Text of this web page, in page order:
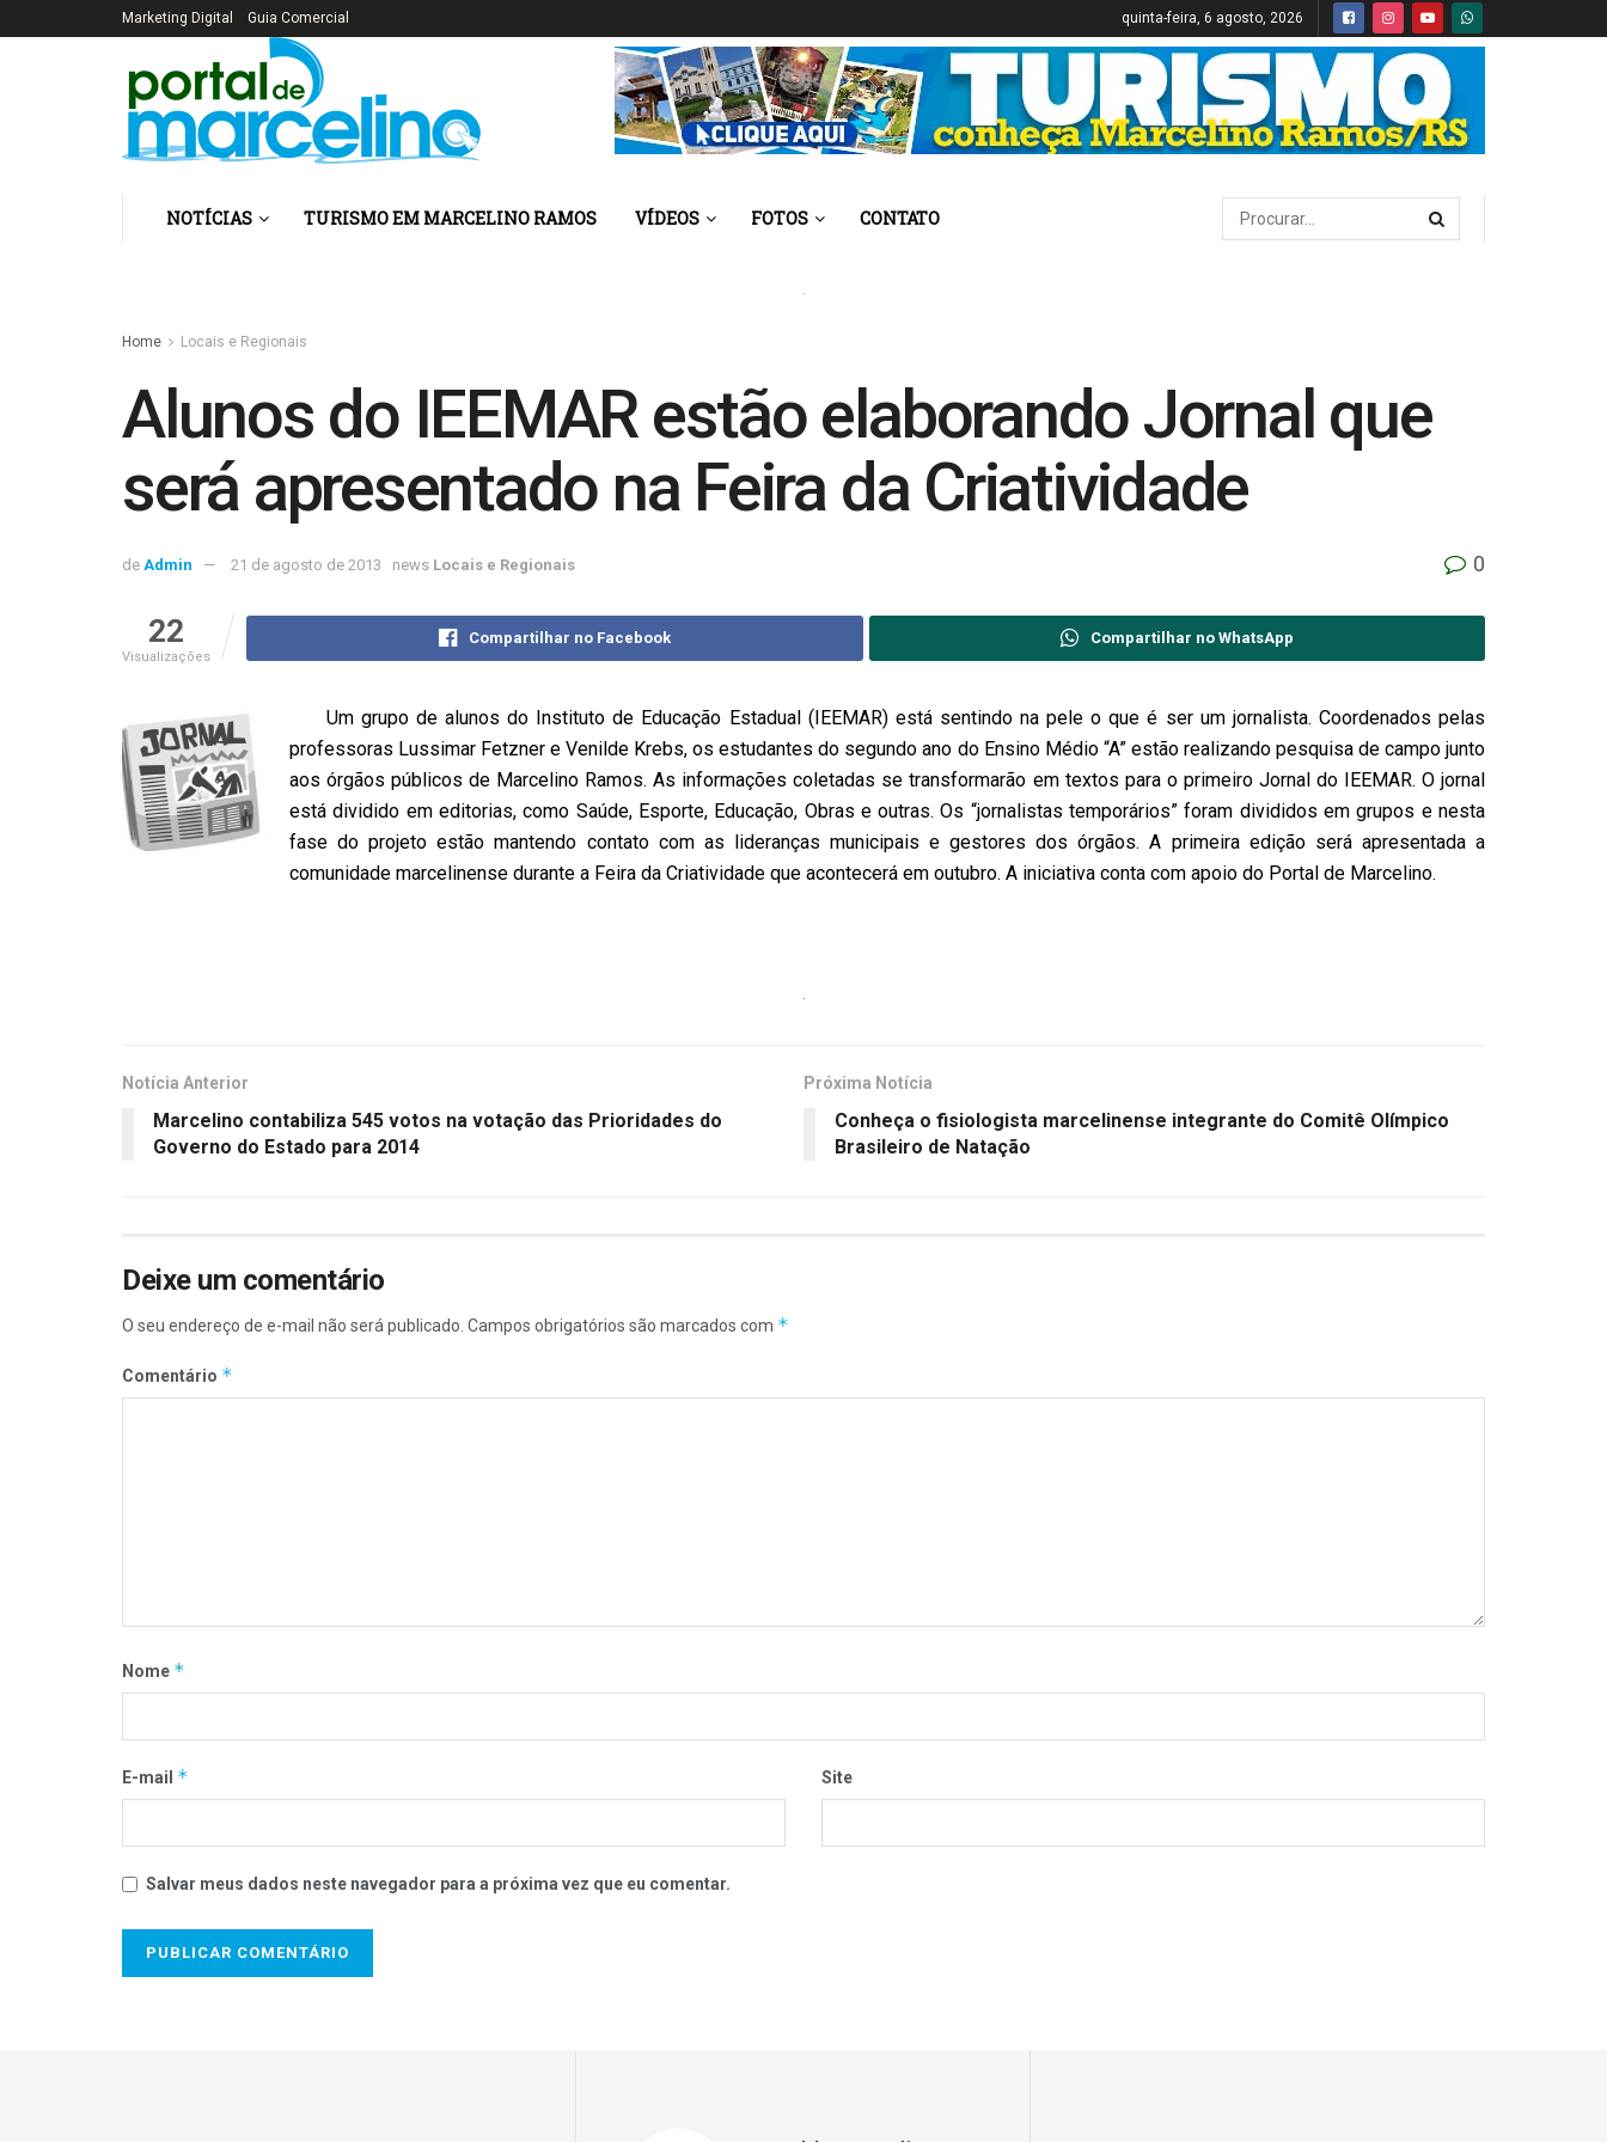
Marketing Digital Guia Comercial quinta-feira, 6 agosto, 2026
NOTÍCIAS TURISMO EM MARCELINO RAMOS VÍDEOS FOTOS CONTATO
Home Locais e Regionais
Alunos do IEEMAR estão elaborando Jornal que
será apresentado na Feira da Criatividade
de Admin 21 de agosto de 2013 news Locais e Regionais 0
22
Visualizações
Compartilhar no Facebook Compartilhar no WhatsApp
Um grupo de alunos do Instituto de Educação Estadual (IEEMAR) está sentindo na pele o que é ser um jornalista. Coordenados pelas
professoras Lussimar Fetzner e Venilde Krebs, os estudantes do segundo ano do Ensino Médio “A” estão realizando pesquisa de campo junto
aos órgãos públicos de Marcelino Ramos. As informações coletadas se transformarão em textos para o primeiro Jornal do IEEMAR. O jornal
está dividido em editorias, como Saúde, Esporte, Educação, Obras e outras. Os “jornalistas temporários” foram divididos em grupos e nesta
fase do projeto estão mantendo contato com as lideranças municipais e gestores dos órgãos. A primeira edição será apresentada a
comunidade marcelinense durante a Feira da Criatividade que acontecerá em outubro. A iniciativa conta com apoio do Portal de Marcelino.
Notícia Anterior
Marcelino contabiliza 545 votos na votação das Prioridades do
Governo do Estado para 2014
Próxima Notícia
Conheça o fisiologista marcelinense integrante do Comitê Olímpico
Brasileiro de Natação
Deixe um comentário
O seu endereço de e-mail não será publicado. Campos obrigatórios são marcados com *
Comentário *
Nome *
E-mail * Site
Salvar meus dados neste navegador para a próxima vez que eu comentar.